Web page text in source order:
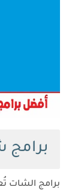
برامج
برامج الشات